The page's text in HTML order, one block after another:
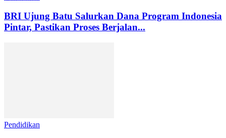
BRI Ujung Batu Salurkan Dana Program Indonesia
Pintar, Pastikan Proses Berjalan...
Pendidikan